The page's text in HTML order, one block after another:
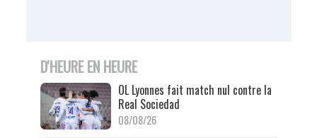
D'HEURE EN HEURE
OL Lyonnes fait match nul contre la
Real Sociedad
08/08/26